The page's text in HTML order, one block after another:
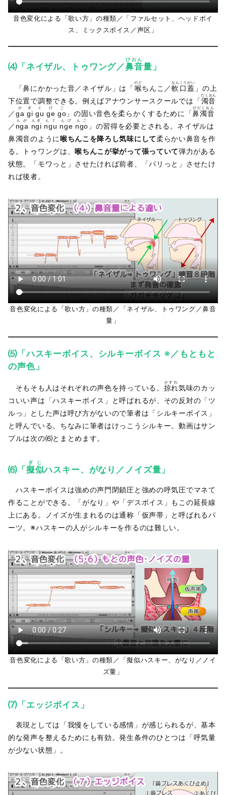
音色変化による「歌い方」の種類／「ファルセット、ヘッドボイ
ス、ミックスボイス／声区」
⑷「ネイザル、トゥワング／鼻音
びおん
量」
「鼻にかかった音／ネイザル」は「 喉
のど
ちんこ／軟口蓋
なんこうがい
」の上
下位置で調整できる。例えばアナウンサースクールでは「濁音
だくおん
／ga
が
gi
ぎ
gu
ぐ
ge
げ
go
ご
」の固い音色を柔らかくするために「鼻濁音
びだくおん
／ nga
んが
ngi
んぎ
ngu
んぐ
nge
んげ
ngo
んご
」の習得を必要とされる。ネイザルは
鼻濁音のように喉ちんこを降ろし気味にして柔らかい鼻音を作
る。トゥワングは、喉ちんこが挙がって張っていて弾力がある
状態。「モワっと」させたければ前者、「パリっと」させたけ
れば後者。
音色変化による「歌い方」の種類／「ネイザル、トゥワング／鼻音
量」
⑸「ハスキーボイス、シルキーボイス ※／もともと
の声色」
そもそも人はそれぞれの声色を持っている。 掠れ
かすれ
気味のカッ
コいい声は「ハスキーボイス」と呼ばれるが、その反対の「ツ
ルっ」とした声は呼び方がないので筆者は「シルキーボイス」
と呼んでいる。ちなみに筆者はけっこうシルキー。動画はサン
プルは次の⑹とまとめます。
⑹「 擬似
ぎじ
ハスキー、がなり／ノイズ量」
ハスキーボイスは強めの声門閉鎖圧と強めの呼気圧でマネて
作ることができる。「がなり」や「デスボイス」もこの延長線
上にある。ノイズが生まれるのは通称「仮声帯」と呼ばれるパ
ーツ。※ハスキーの人がシルキーを作るのは難しい。
音色変化による「歌い方」の種類／「擬似ハスキー、がなり／ノイ
ズ量」
⑺「エッジボイス」
表現としては「我慢をしている感情」が感じられるが、基本
的な発声を整えるためにも有効。発生条件のひとつは「呼気量
が少ない状態」。